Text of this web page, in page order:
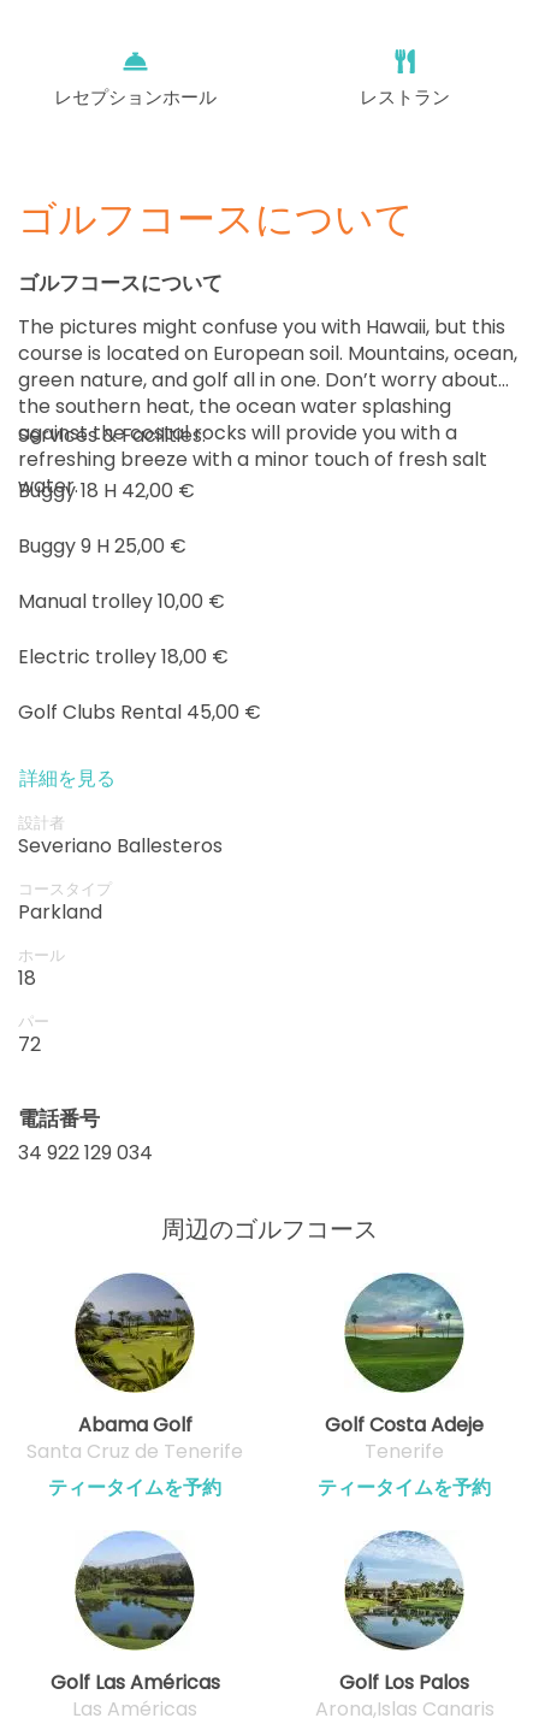
レセプションホール レストラン
ゴルフコースについて
ゴルフコースについて
The pictures might confuse you with Hawaii, but this
course is located on European soil. Mountains, ocean,
green nature, and golf all in one. Don’t worry about
the southern heat, the ocean water splashing
against the costal rocks will provide you with a
refreshing breeze with a minor touch of fresh salt
water.
Services & Facilities:
Buggy 18 H 42,00 €
Buggy 9 H 25,00 €
Manual trolley 10,00 €
Electric trolley 18,00 €
Golf Clubs Rental 45,00 €
詳細を見る
設計者
Severiano Ballesteros
コースタイプ
Parkland
ホール
18
パー
72
電話番号
34 922 129 034
周辺のゴルフコース
Abama Golf
Santa Cruz de Tenerife
ティータイムを予約
Golf Costa Adeje
Tenerife
ティータイムを予約
Golf Las Américas
Las Américas
Golf Los Palos
Arona,Islas Canaris